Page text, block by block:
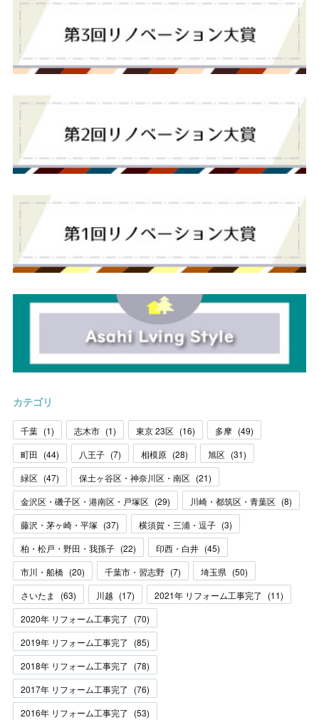
カテゴリ
千葉 (1) 志木市 (1) 東京 23区 (16) 多摩 (49)
町田 (44) 八王子 (7) 相模原 (28) 旭区 (31)
緑区 (47) 保土ヶ谷区・神奈川区・南区 (21)
金沢区・磯子区・港南区・戸塚区 (29) 川崎・都筑区・青葉区 (8)
藤沢・茅ヶ崎・平塚 (37) 横須賀・三浦・逗子 (3)
柏・松戸・野田・我孫子 (22) 印西・白井 (45)
市川・船橋 (20) 千葉市・習志野 (7) 埼玉県 (50)
さいたま
(63) 川越 (17) 2021年 リフォーム工事完了 (11)
2020年 リフォーム工事完了
(70)
2019年 リフォーム工事完了
(85)
2018年 リフォーム工事完了
(78)
2017年 リフォーム工事完了
(76)
2016年 リフォーム工事完了
(53)